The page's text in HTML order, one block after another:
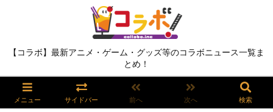
【コラボ】最新アニメ・ゲーム・グッズ等のコラボニュース一覧ま
とめ！
メニュー サイドバー 前へ 次へ 検索